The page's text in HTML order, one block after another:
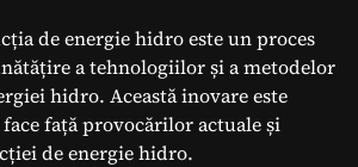
de energie hidro este un proces
a tehnologiilor și a metodelor
hidro. Această inovare este
față provocărilor actuale și
de energie hidro.